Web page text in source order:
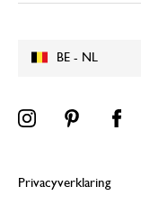
BE - NL
Privacyverklaring